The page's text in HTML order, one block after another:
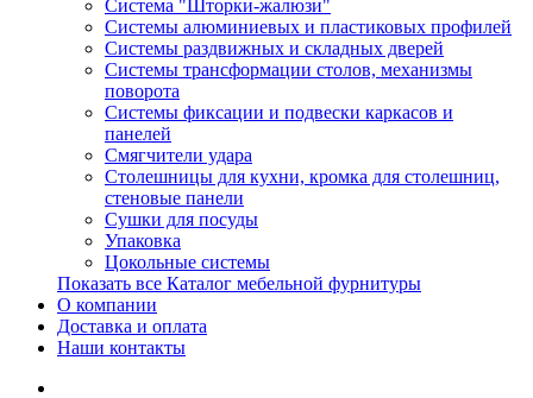
Система "Шторки-жалюзи"
Системы алюминиевых и пластиковых профилей
Системы раздвижных и складных дверей
Системы трансформации столов, механизмы
поворота
Системы фиксации и подвески каркасов и
панелей
Смягчители удара
Столешницы для кухни, кромка для столешниц,
стеновые панели
Сушки для посуды
Упаковка
Цокольные системы
Показать все Каталог мебельной фурнитуры
О компании
Доставка и оплата
Наши контакты